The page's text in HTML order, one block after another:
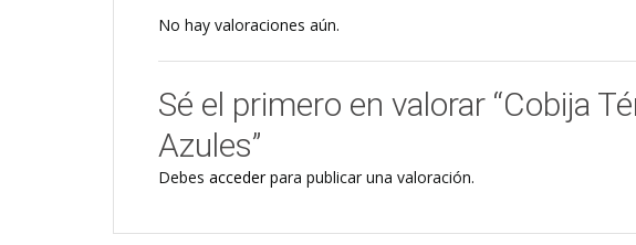
No hay valoraciones aún.
Sé el primero en valorar “Cobija
Azules”
Debes accederpara publicar una valoración.